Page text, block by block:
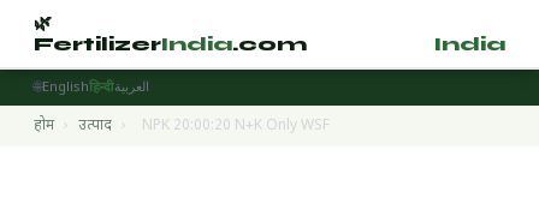
🌿
FertilizerIndia.com India
🌐Englishहिन्दीالعربية
होम › उत्पाद › NPK 20:00:20 N+K Only WSF